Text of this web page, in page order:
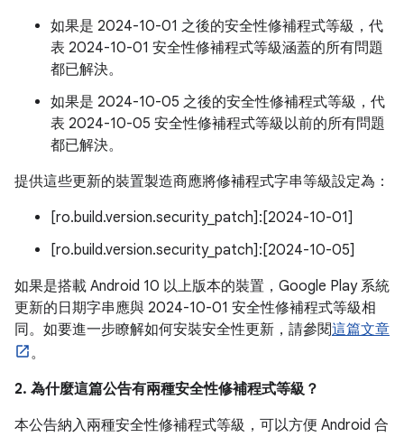
如果是 2024-10-01 之後的安全性修補程式等級，代
表 2024-10-01 安全性修補程式等級涵蓋的所有問題
都已解決。
如果是 2024-10-05 之後的安全性修補程式等級，代
表 2024-10-05 安全性修補程式等級以前的所有問題
都已解決。
提供這些更新的裝置製造商應將修補程式字串等級設定為：
[ro.build.version.security_patch]:[2024-10-01]
[ro.build.version.security_patch]:[2024-10-05]
如果是搭載 Android 10 以上版本的裝置，Google Play 系統
更新的日期字串應與 2024-10-01 安全性修補程式等級相
同。如要進一步瞭解如何安裝安全性更新，請參閱這篇文章
。
2. 為什麼這篇公告有兩種安全性修補程式等級？
本公告納入兩種安全性修補程式等級，可以方便 Android 合